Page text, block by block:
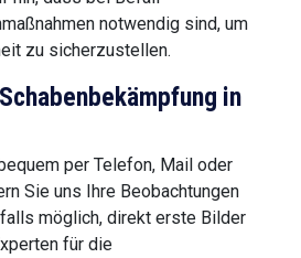
notwendig sind, um
zu sicherzustellen.
in
per Telefon, Mail oder
Sie uns Ihre Beobachtungen
möglich, direkt erste Bilder
für die